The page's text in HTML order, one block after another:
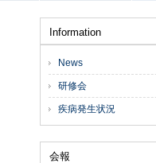
Information
News
研修会
疾病発生状況
会報